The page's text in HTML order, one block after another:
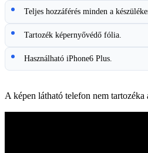
Teljes hozzáférés minden a
Tartozék képernyővédő fólia.
Használható iPhone6 Plus.
A képen látható telefon nem tartozéka